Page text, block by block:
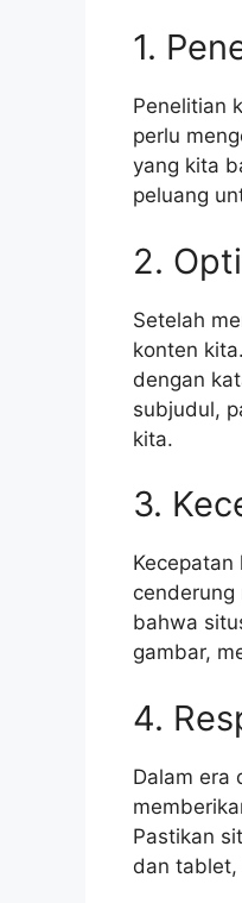
1.
Penelitian
perlu
yang kita
peluang
2.
Setelah
konten
dengan
subjudul,
kita.
3.
bahwa
gambar,
4.
Dalam era
Pastikan
dan tablet,